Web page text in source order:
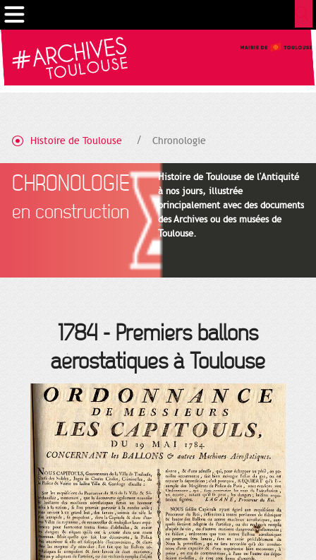
Histoire de Toulouse Chronologie
CHRONOLOGIE
en construction
Histoire de Toulouse de l'Antiquité
à nos jours, illustrée
principalement avec des documents
des Archives ou des musées de
Toulouse.
1784 - Premiers ballons
aérostatiques à Toulouse
Gestion de vos préférences sur les cookies